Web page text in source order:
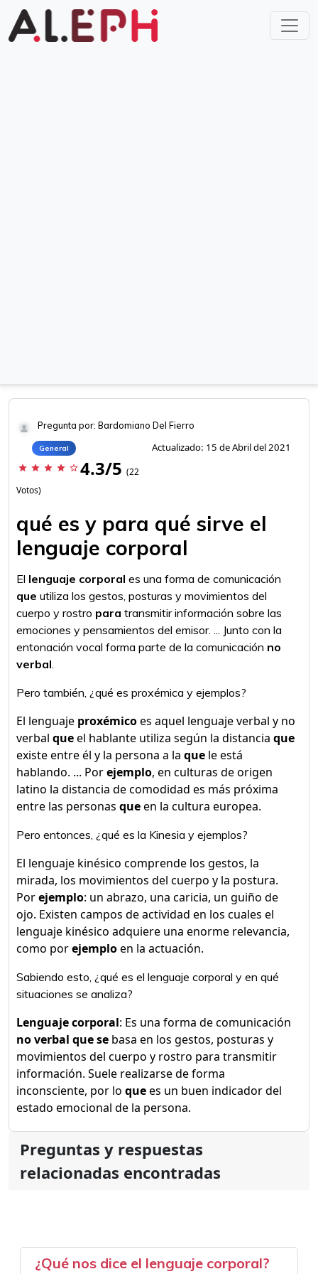
Pregunta por: Bardomiano Del Fierro
General Actualizado: 15 de Abril del 2021
star star star star star_border 4.3/5 (22
Votos)
qué es y para qué sirve el
lenguaje corporal
El lenguaje corporal es una forma de comunicación
que utiliza los gestos, posturas y movimientos del
cuerpo y rostro para transmitir información sobre las
emociones y pensamientos del emisor. ... Junto con la
entonación vocal forma parte de la comunicación no
verbal.
Pero también, ¿qué es proxémica y ejemplos?
El lenguaje proxémicoes aquel lenguaje verbal y no
verbal queel hablante utiliza según la distancia que
existe entre él y la persona a la que le está
hablando. ... Porejemplo, en culturas de origen
latino la distancia de comodidad es más próxima
entre las personas queen la cultura europea.
Pero entonces, ¿qué es la Kinesia y ejemplos?
El lenguaje kinésico comprende los gestos, la
mirada, los movimientos del cuerpo y la postura.
Porejemplo: un abrazo, una caricia, un guiño de
ojo. Existen campos de actividad en los cuales el
lenguaje kinésico adquiere una enorme relevancia,
como porejemploen la actuación.
Sabiendo esto, ¿qué es el lenguaje corporal y en qué
situaciones se analiza?
Lenguaje corporal: Es una forma de comunicación
no verbal que se basa en los gestos, posturas y
movimientos del cuerpo y rostro para transmitir
información. Suele realizarse de forma
inconsciente, por lo quees un buen indicador del
estado emocional de la persona.
Preguntas y respuestas
relacionadas encontradas
¿Qué nos dice el lenguaje corporal?